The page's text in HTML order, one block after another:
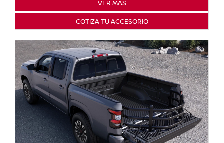
VER MÁS
COTIZA TU ACCESORIO